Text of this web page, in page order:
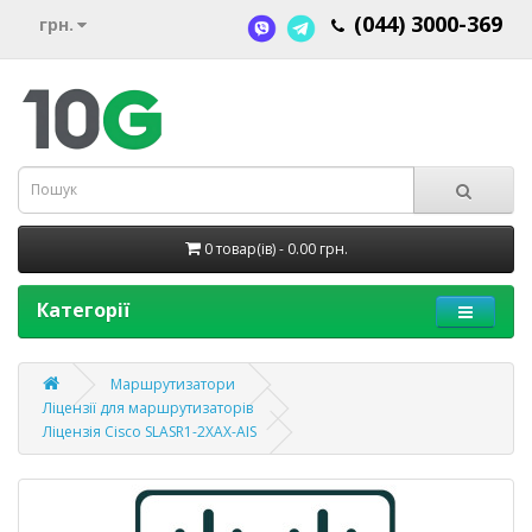
грн. (044) 3000-369
0 товар(ів) - 0.00 грн.
Категорії
Маршрутизатори
Ліцензії для маршрутизаторів
Ліцензія Cisco SLASR1-2XAX-AIS